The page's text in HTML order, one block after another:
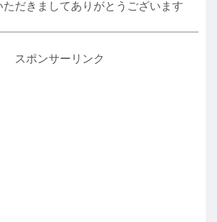
ただきましてありがとうございます
スポンサーリンク